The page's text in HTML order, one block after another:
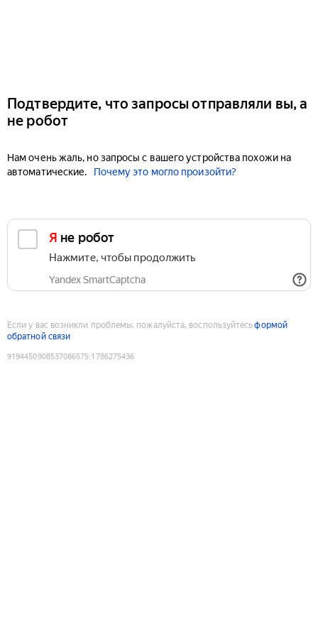
Подтвердите, что запросы отправляли вы, а
не робот
Нам очень жаль, но запросы с вашего устройства похожи на
автоматические.
Почему это могло произойти?
Я не робот
Нажмите, чтобы продолжить
Yandex SmartCaptcha
Если у вас возникли проблемы, пожалуйста, воспользуйтесьформой
обратной связи
9194450908537086575:1786275436